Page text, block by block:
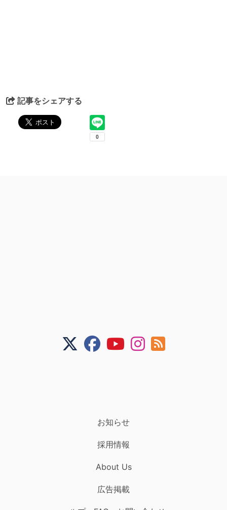
記事をシェアする
お知らせ
採用情報
About Us
広告掲載